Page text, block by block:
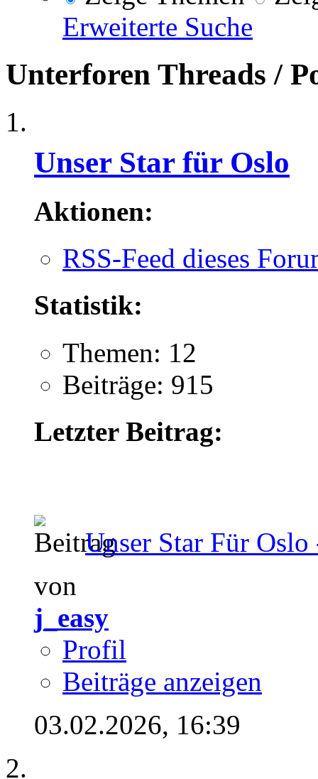
Erweiterte Suche
Unterforen Threads /
Unser Star für Oslo
Aktionen:
RSS-Feed dieses
Statistik:
Themen: 12
Beiträge: 915
Letzter Beitrag:
Unser Star Für
von
j_easy
Profil
Beiträge anzeigen
03.02.2026, 16:39